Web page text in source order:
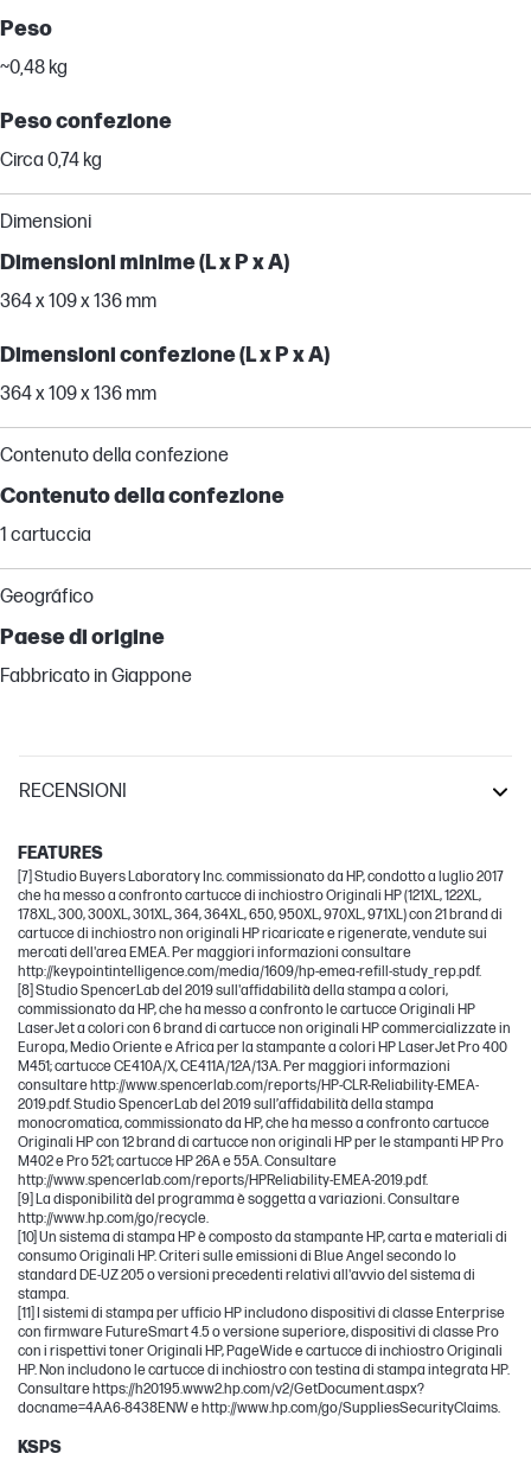
Peso
~0,48 kg
Peso confezione
Circa 0,74 kg
Dimensioni
Dimensioni minime (L x P x A)
364 x 109 x 136 mm
Dimensioni confezione (L x P x A)
364 x 109 x 136 mm
Contenuto della confezione
Contenuto della confezione
1 cartuccia
Geográfico
Paese di origine
Fabbricato in Giappone
RECENSIONI
FEATURES
[7] Studio Buyers Laboratory Inc. commissionato da HP, condotto a luglio 2017
che ha messo a confronto cartucce di inchiostro Originali HP (121XL, 122XL,
178XL, 300, 300XL, 301XL, 364, 364XL, 650, 950XL, 970XL, 971XL) con 21 brand di
cartucce di inchiostro non originali HP ricaricate e rigenerate, vendute sui
mercati dell'area EMEA. Per maggiori informazioni consultare
http://keypointintelligence.com/media/1609/hp-emea-refill-study_rep.pdf.
[8] Studio SpencerLab del 2019 sull'affidabilità della stampa a colori,
commissionato da HP, che ha messo a confronto le cartucce Originali HP
LaserJet a colori con 6 brand di cartucce non originali HP commercializzate in
Europa, Medio Oriente e Africa per la stampante a colori HP LaserJet Pro 400
M451; cartucce CE410A/X, CE411A/12A/13A. Per maggiori informazioni
consultare http://www.spencerlab.com/reports/HP-CLR-Reliability-EMEA-
2019.pdf. Studio SpencerLab del 2019 sull’affidabilità della stampa
monocromatica, commissionato da HP, che ha messo a confronto cartucce
Originali HP con 12 brand di cartucce non originali HP per le stampanti HP Pro
M402 e Pro 521; cartucce HP 26A e 55A. Consultare
http://www.spencerlab.com/reports/HPReliability-EMEA-2019.pdf.
[9] La disponibilità del programma è soggetta a variazioni. Consultare
http://www.hp.com/go/recycle.
[10] Un sistema di stampa HP è composto da stampante HP, carta e materiali di
consumo Originali HP. Criteri sulle emissioni di Blue Angel secondo lo
standard DE-UZ 205 o versioni precedenti relativi all'avvio del sistema di
stampa.
[11] I sistemi di stampa per ufficio HP includono dispositivi di classe Enterprise
con firmware FutureSmart 4.5 o versione superiore, dispositivi di classe Pro
con i rispettivi toner Originali HP, PageWide e cartucce di inchiostro Originali
HP. Non includono le cartucce di inchiostro con testina di stampa integrata HP.
Consultare https://h20195.www2.hp.com/v2/GetDocument.aspx?
docname=4AA6-8438ENW e http://www.hp.com/go/SuppliesSecurityClaims.
KSPS